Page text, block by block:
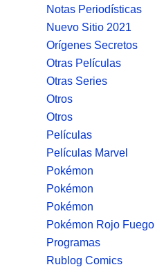
Notas Periodísticas
Nuevo Sitio 2021
Orígenes Secretos
Otras Películas
Otras Series
Otros
Otros
Películas
Películas Marvel
Pokémon
Pokémon
Pokémon
Pokémon Rojo Fuego
Programas
Rublog Comics